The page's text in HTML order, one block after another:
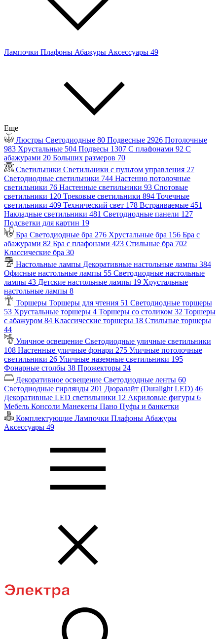
Лампочки Плафоны Абажуры Аксессуары 49
Еще
Люстры Светодиодные 80 Подвесные 2926 Потолочные
983 Хрустальные 504 Подвесы 1307 С плафонами 92 С
абажурами 20 Больших размеров 70
Светильники Светильники с пультом управления 27
Светодиодные светильники 744 Настенно потолочные
светильники 76 Настенные светильники 93 Спотовые
светильники 120 Трековые светильники 894 Точечные
светильники 409 Технический свет 178 Встраиваемые 451
Накладные светильники 481 Светодиодные панели 127
Подсветки для картин 19
Бра Светодиодные бра 276 Хрустальные бра 156 Бра с
абажурами 82 Бра с плафонами 423 Стильные бра 702
Классические бра 30
Настольные лампы Декоративные настольные лампы 384
Офисные настольные лампы 55 Светодиодные настольные
лампы 43 Детские настольные лампы 19 Хрустальные
настольные лампы 8
Торшеры Торшеры для чтения 51 Светодиодные торшеры
53 Хрустальные торшеры 4 Торшеры со столиком 32 Торшеры
с абажуром 84 Классические торшеры 18 Стильные торшеры
44
Уличное освещение Светодиодные уличные светильники
108 Настенные уличные фонари 275 Уличные потолочные
светильники 26 Уличные наземные светильники 195
Фонарные столбы 38 Прожекторы 24
Декоративное освещение Светодиодные ленты 60
Светодиодные гирлянды 201 Дюралайт (Duralight LED) 46
Декоративные LED светильники 12 Акриловые фигуры 6
Мебель Консоли Манекены Пано Пуфы и банкетки
Комплектующие Лампочки Плафоны Абажуры
Аксессуары 49